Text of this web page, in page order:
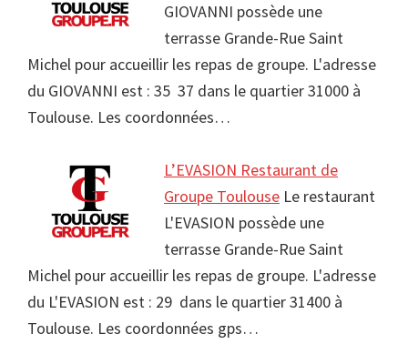
GIOVANNI possède une
terrasse Grande-Rue Saint
Michel pour accueillir les repas de groupe. L'adresse
du GIOVANNI est : 35 37 dans le quartier 31000 à
Toulouse. Les coordonnées…
L’EVASION Restaurant de
Groupe Toulouse Le restaurant
L'EVASION possède une
terrasse Grande-Rue Saint
Michel pour accueillir les repas de groupe. L'adresse
du L'EVASION est : 29 dans le quartier 31400 à
Toulouse. Les coordonnées gps…